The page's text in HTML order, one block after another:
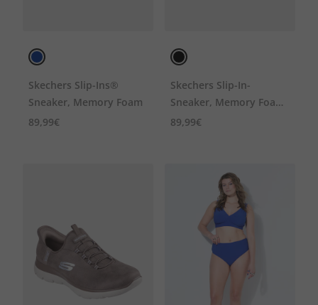
Skechers Slip-Ins®
Sneaker, Memory Foam
89,99€
Skechers Slip-In-
Sneaker, Memory Foam,
Komfortweite, vegan
89,99€